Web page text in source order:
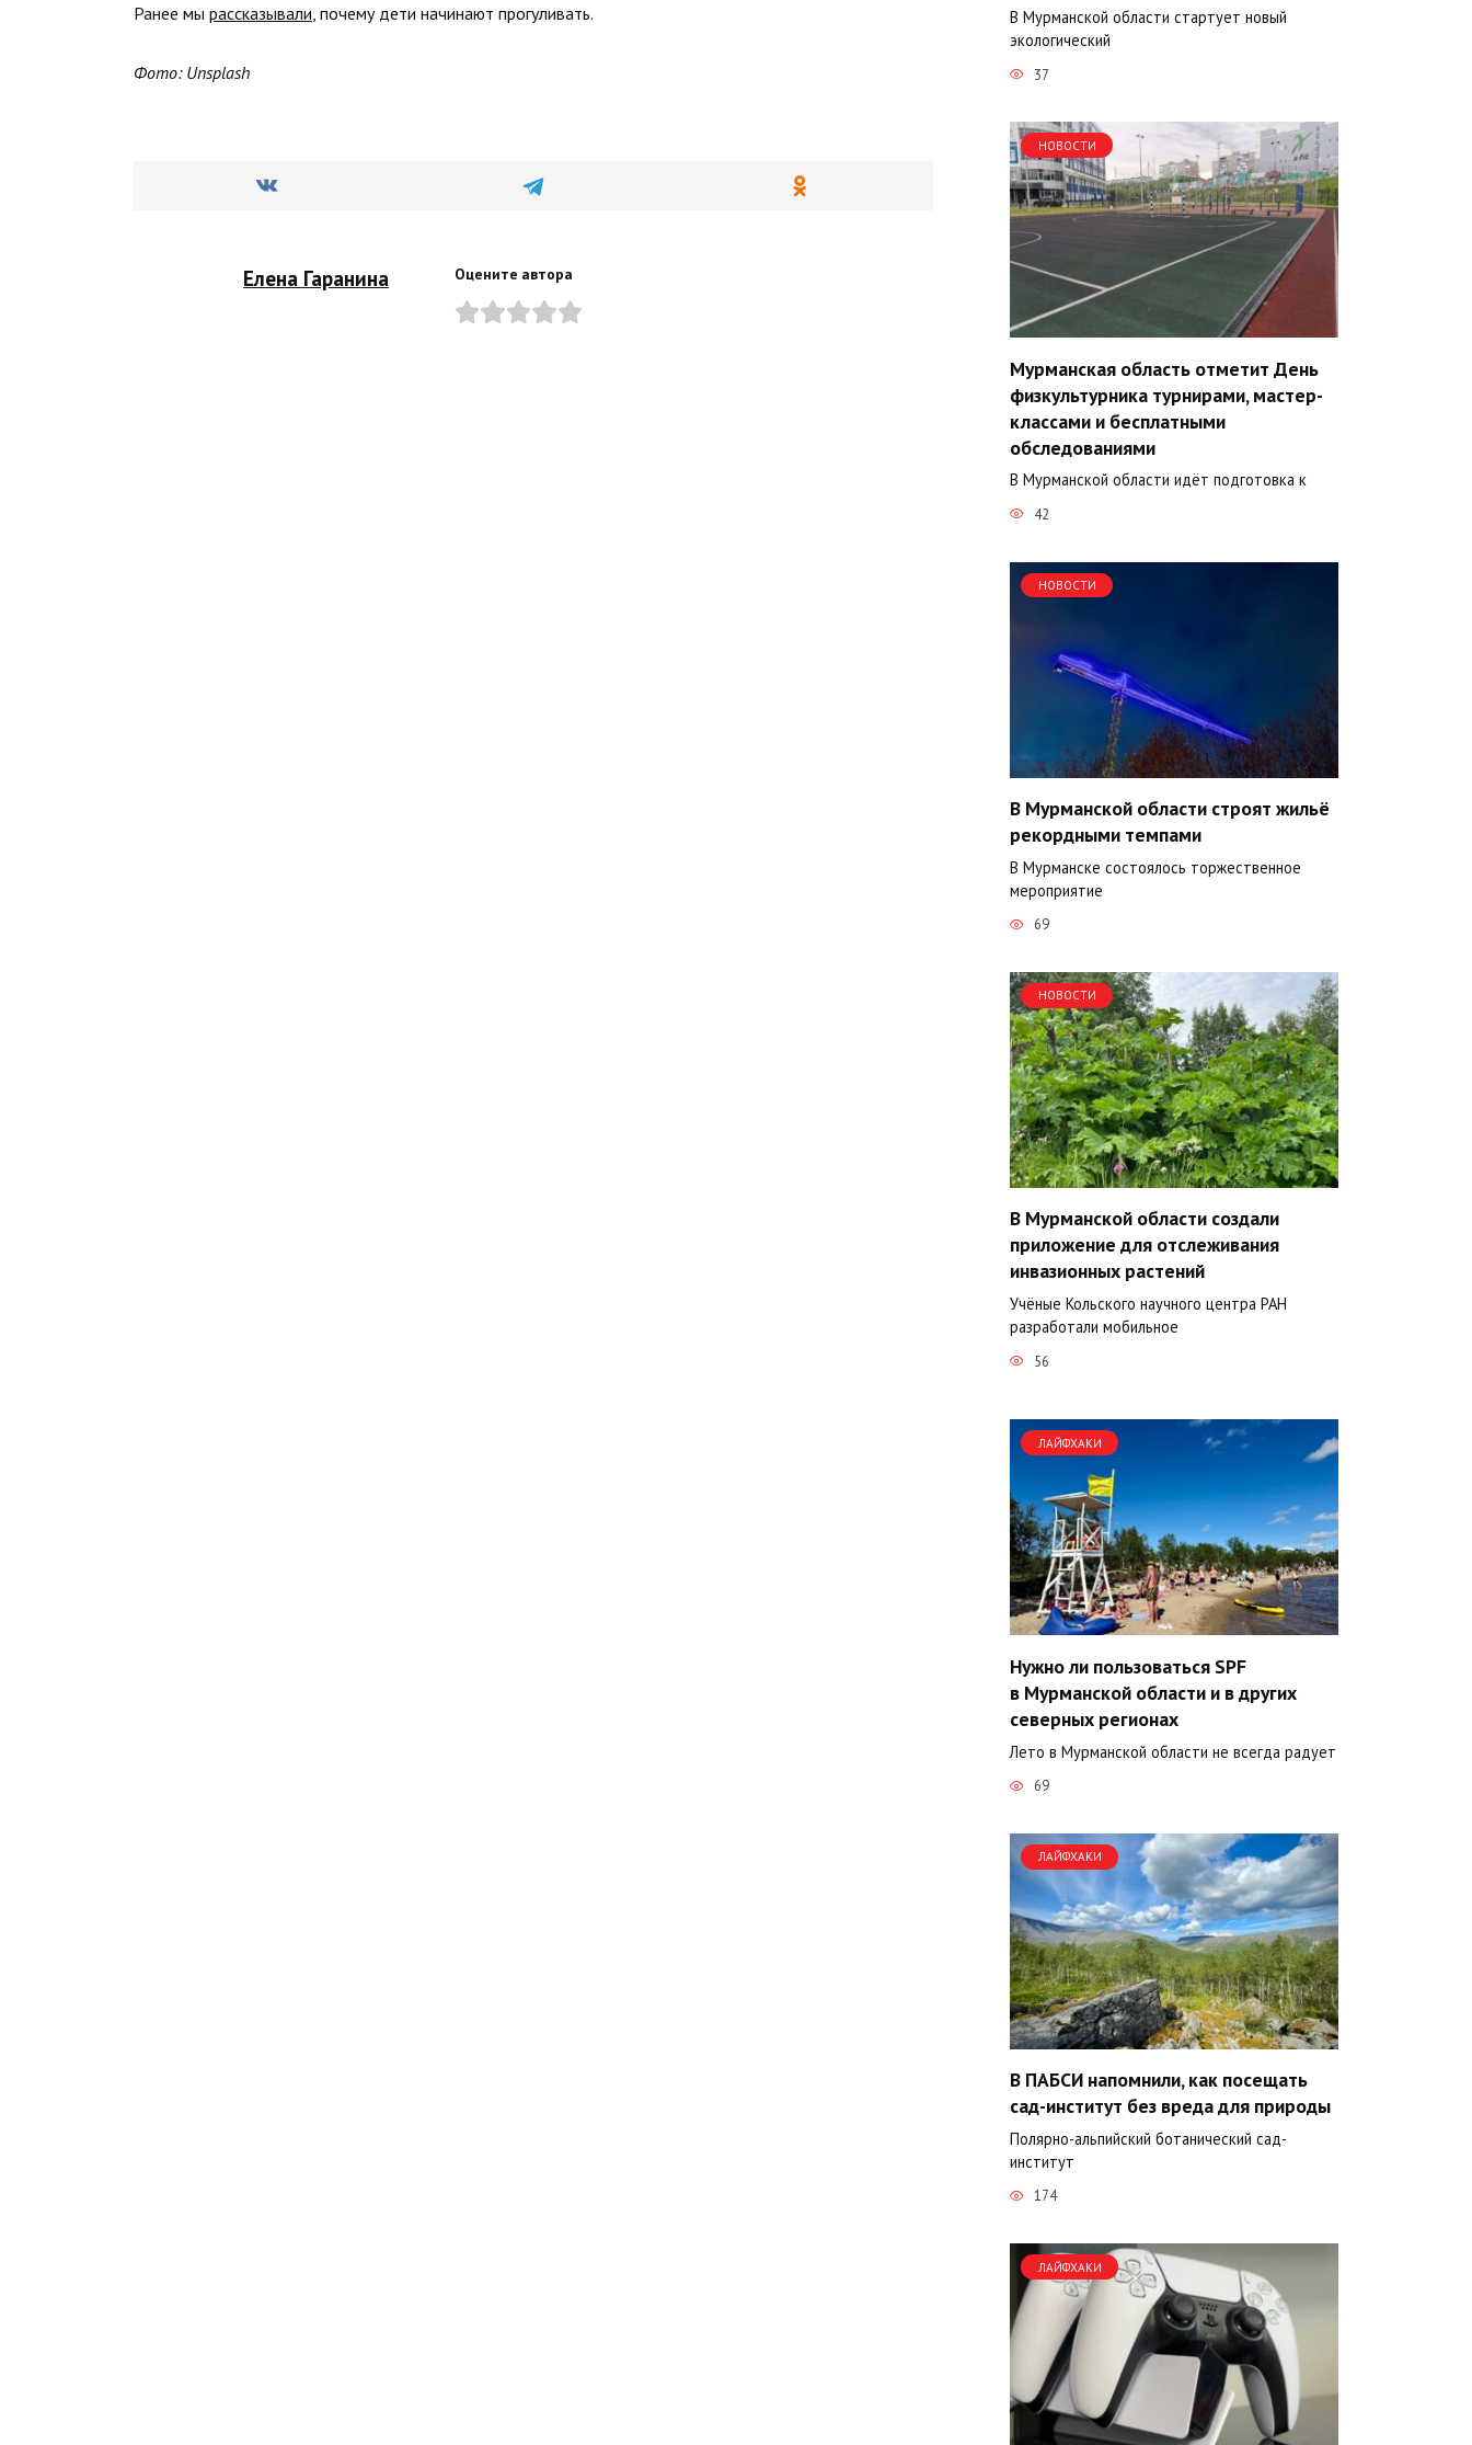
Ранее мы рассказывали , почему дети начинают прогуливать.
Фото: Unsplash
Елена Гаранина Оцените автора
В Мурманской области стартует новый
экологический
37
НОВОСТИ
Мурманская область отметит День
физкультурника турнирами, мастер-
классами и бесплатными
обследованиями
В Мурманской области идёт подготовка к
42
НОВОСТИ
В Мурманской области строят жильё
рекордными темпами
В Мурманске состоялось торжественное
мероприятие
69
НОВОСТИ
В Мурманской области создали
приложение для отслеживания
инвазионных растений
Учёные Кольского научного центра РАН
разработали мобильное
56
ЛАЙФХАКИ
Нужно ли пользоваться SPF
в Мурманской области и в других
северных регионах
Лето в Мурманской области не всегда радует
69
ЛАЙФХАКИ
В ПАБСИ напомнили, как посещать
сад-институт без вреда для природы
Полярно-альпийский ботанический сад-
институт
174
ЛАЙФХАКИ